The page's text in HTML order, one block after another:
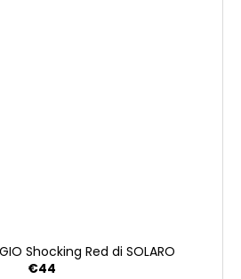
Shocking Red di SOLARO
€44